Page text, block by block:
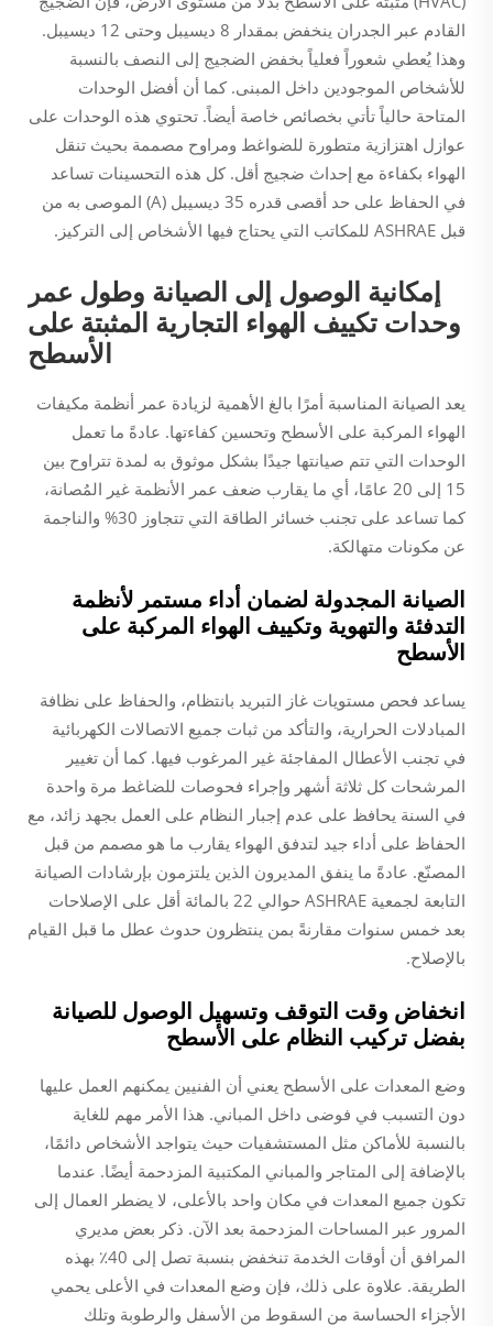
القادم عبر الجدران ينخفض بمقدار 8 ديسيبل وحتى 12 ديسيبل.
وهذا يُعطي شعوراً فعلياً بخفض الضجيج إلى النصف بالنسبة
للأشخاص الموجودين داخل المبنى. كما أن أفضل الوحدات
المتاحة حالياً تأتي بخصائص خاصة أيضاً. تحتوي هذه الوحدات على
عوازل اهتزازية متطورة للضواغط ومراوح مصممة بحيث تنقل
الهواء بكفاءة مع إحداث ضجيج أقل. كل هذه التحسينات تساعد
في الحفاظ على حد أقصى قدره 35 ديسيبل (A) الموصى به من
قبل ASHRAE للمكاتب التي يحتاج فيها الأشخاص إلى التركيز.
إمكانية الوصول إلى الصيانة وطول عمر
وحدات تكييف الهواء التجارية المثبتة على
الأسطح
يعد الصيانة المناسبة أمرًا بالغ الأهمية لزيادة عمر أنظمة مكيفات
الهواء المركبة على الأسطح وتحسين كفاءتها. عادةً ما تعمل
الوحدات التي تتم صيانتها جيدًا بشكل موثوق به لمدة تتراوح بين
15 إلى 20 عامًا، أي ما يقارب ضعف عمر الأنظمة غير المُصانة،
كما تساعد على تجنب خسائر الطاقة التي تتجاوز 30% والناجمة
عن مكونات متهالكة.
الصيانة المجدولة لضمان أداء مستمر لأنظمة
التدفئة والتهوية وتكييف الهواء المركبة على
الأسطح
يساعد فحص مستويات غاز التبريد بانتظام، والحفاظ على نظافة
المبادلات الحرارية، والتأكد من ثبات جميع الاتصالات الكهربائية
في تجنب الأعطال المفاجئة غير المرغوب فيها. كما أن تغيير
المرشحات كل ثلاثة أشهر وإجراء فحوصات للضاغط مرة واحدة
في السنة يحافظ على عدم إجبار النظام على العمل بجهد زائد، مع
الحفاظ على أداء جيد لتدفق الهواء يقارب ما هو مصمم من قبل
المصنّع. عادةً ما ينفق المديرون الذين يلتزمون بإرشادات الصيانة
التابعة لجمعية ASHRAE حوالي 22 بالمائة أقل على الإصلاحات
بعد خمس سنوات مقارنةً بمن ينتظرون حدوث عطل ما قبل القيام
بالإصلاح.
انخفاض وقت التوقف وتسهيل الوصول للصيانة
بفضل تركيب النظام على الأسطح
وضع المعدات على الأسطح يعني أن الفنيين يمكنهم العمل عليها
دون التسبب في فوضى داخل المباني. هذا الأمر مهم للغاية
بالنسبة للأماكن مثل المستشفيات حيث يتواجد الأشخاص دائمًا،
بالإضافة إلى المتاجر والمباني المكتبية المزدحمة أيضًا. عندما
تكون جميع المعدات في مكان واحد بالأعلى، لا يضطر العمال إلى
المرور عبر المساحات المزدحمة بعد الآن. ذكر بعض مديري
المرافق أن أوقات الخدمة تنخفض بنسبة تصل إلى 40٪ بهذه
الطريقة. علاوة على ذلك، فإن وضع المعدات في الأعلى يحمي
الأجزاء الحساسة من السقوط من الأسفل والرطوبة وتلك